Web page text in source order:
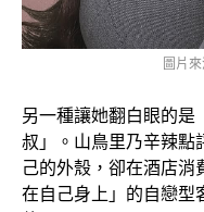
圖片
另一種讓她翻白眼的是
叔」。山鳥里乃辛辣點
己的外殼，卻在酒店消
在自己身上」的自戀型